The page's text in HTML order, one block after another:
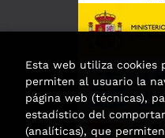
Esta web utiliza cookies
permiten al usuario la
página web (técnicas),
estadístico del
(analíticas), que